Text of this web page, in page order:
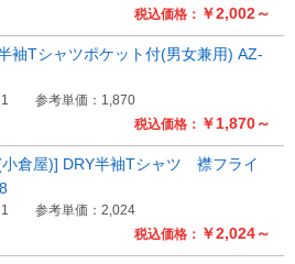
税込価格： ￥2,002～
税込価格： ￥1,870～
袖Tシャツポケット付(男女兼用) AZ-
参考単価：1,870
税込価格： ￥2,024～
倉屋)] DRY半袖Tシャツ 襟フライ
参考単価：2,024